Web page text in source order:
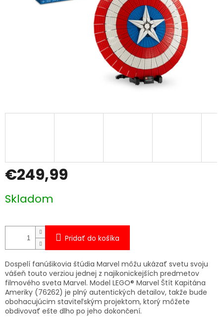
€249,99
cena:
Skladom
Pridať do košíka
Dospelí fanúšikovia štúdia Marvel môžu ukázať svetu svoju
vášeň touto verziou jednej z najikonickejších predmetov
filmového sveta Marvel. Model LEGO® Marvel Štít Kapitána
Ameriky (76262) je plný autentických detailov, takže bude
obohacujúcim staviteľským projektom, ktorý môžete
obdivovať ešte dlho po jeho dokončení.